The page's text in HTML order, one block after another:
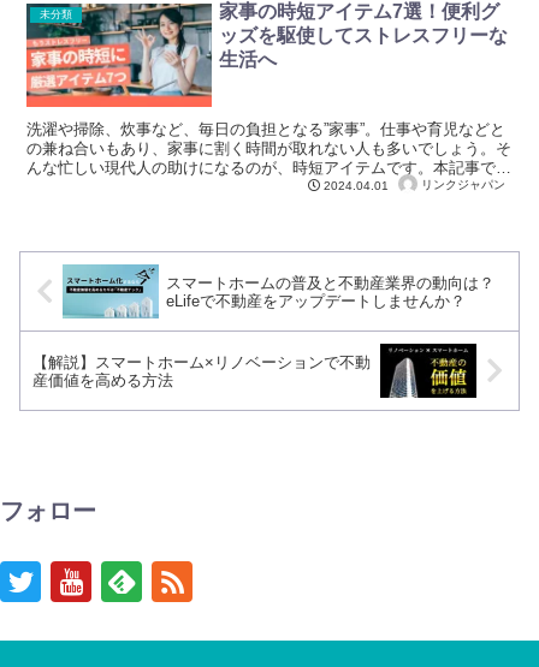
未分類
家事の時短アイテム7選！便利グ
ッズを駆使してストレスフリーな
生活へ
洗濯や掃除、炊事など、毎日の負担となる”家事”。仕事や育児などと
の兼ね合いもあり、家事に割く時間が取れない人も多いでしょう。そ
んな忙しい現代人の助けになるのが、時短アイテムです。本記事で
は、家事の時短アイテムを1人暮らし・ファミリー層別に紹介しま
2024.04.01 リンクジャパン
スマートホームの普及と不動産業界の動向は？
eLifeで不動産をアップデートしませんか？
【解説】スマートホーム×リノベーションで不動
産価値を高める方法
フォロー